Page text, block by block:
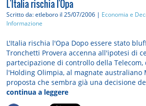
L'Italia rischia l'Opa
Scritto da: etleboro il 25/07/2006 | Economia e
Informazione
L'Italia rischia l'Opa Dopo essere stato
Tronchetti Provera accenna all'ipotesi di
partecipazione di controllo della
l'Holding Olimpia, al magnate australiano
proposta che sembra già una decisione
continua a leggere